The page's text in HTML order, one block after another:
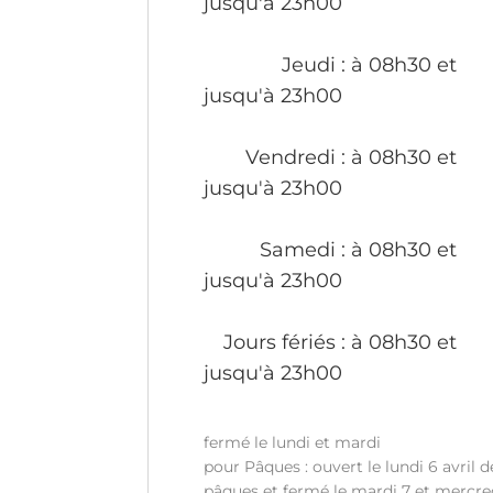
Jeudi : à 08h30 et
jusqu'à 23h00
Vendredi : à 08h30 et
jusqu'à 23h00
Samedi : à 08h30 et
jusqu'à 23h00
Jours fériés : à 08h30 et
jusqu'à 23h00
fermé le lundi et mardi
pour Pâques : ouvert le lundi 6 avril